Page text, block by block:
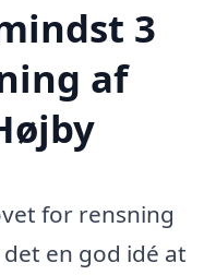
3
af
for rensning
en god idé at